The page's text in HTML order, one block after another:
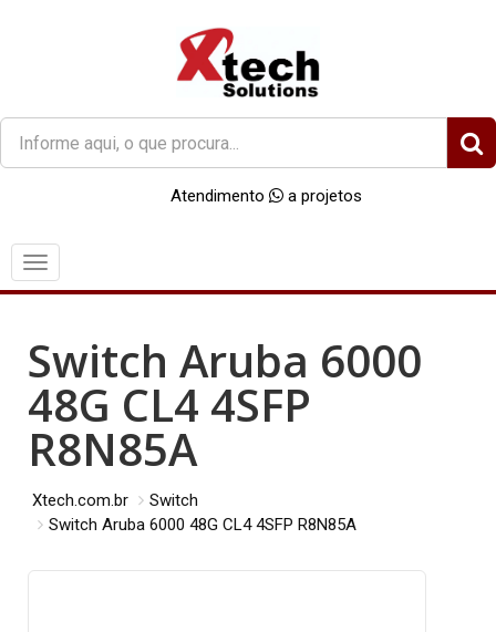
O
que
você
Atendimento a projetos
Menu
Switch Aruba 6000
48G CL4 4SFP
R8N85A
Xtech.com.br
Switch
Switch Aruba 6000 48G CL4 4SFP R8N85A